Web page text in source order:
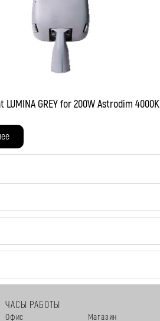
GREY for 200W Astrodim 4000K
ЧАСЫ РАБОТЫ
Офис Магазин